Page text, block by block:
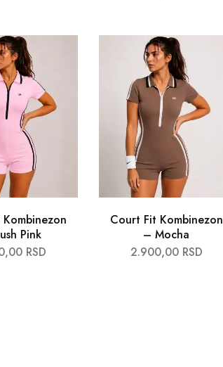
Pink
RSD
Court Fit Kombinezon
– Mocha
2.900,00 RSD